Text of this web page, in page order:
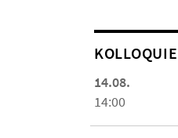
14.08.
14:00